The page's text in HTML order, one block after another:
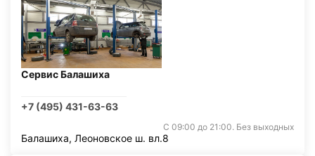
Сервис Балашиха
+7 (495) 431-63-63
С 09:00 до 21:00. Без выходных
Балашиха, Леоновское ш. вл.8